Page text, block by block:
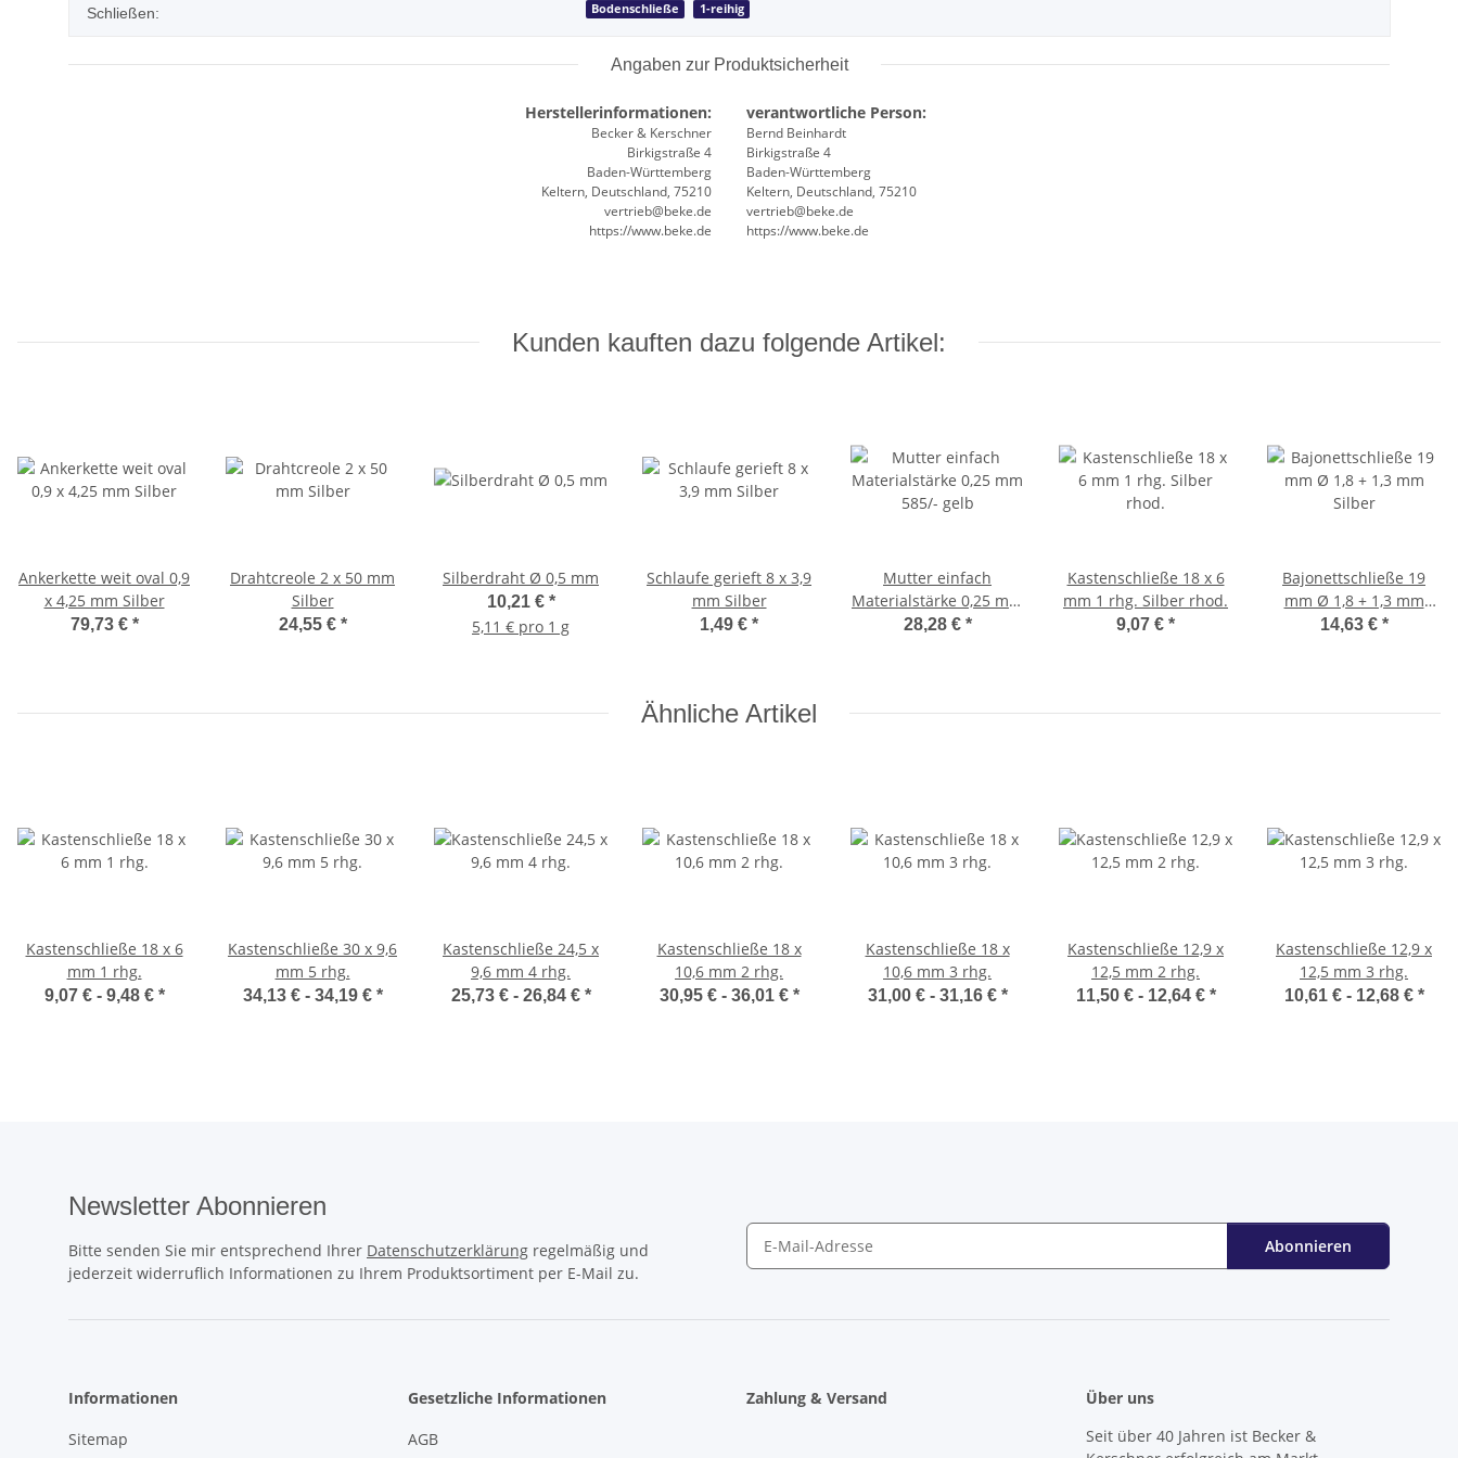
Schließen: Bodenschließe 1-reihig
Angaben zur Produktsicherheit
Herstellerinformationen:
Becker & Kerschner
Birkigstraße 4
Baden-Württemberg
Keltern, Deutschland, 75210
vertrieb@beke.de
https://www.beke.de
verantwortliche Person:
Bernd Beinhardt
Birkigstraße 4
Baden-Württemberg
Keltern, Deutschland, 75210
vertrieb@beke.de
https://www.beke.de
Kunden kauften dazu folgende Artikel:
Ankerkette weit oval 0,9
x 4,25 mm Silber
79,73 € *
Drahtcreole 2 x 50 mm
Silber
24,55 € *
Silberdraht Ø 0,5 mm
10,21 € *
5,11 € pro 1 g
Schlaufe gerieft 8 x 3,9
mm Silber
1,49 € *
Mutter einfach
Materialstärke 0,25 mm
585/- gelb
28,28 € *
Kastenschließe 18 x 6
mm 1 rhg. Silber rhod.
9,07 € *
Bajonettschließe 19
mm Ø 1,8 + 1,3 mm
Silber
14,63 € *
Ähnliche Artikel
Kastenschließe 18 x 6
mm 1 rhg.
9,07 € - 9,48 € *
Kastenschließe 30 x 9,6
mm 5 rhg.
34,13 € - 34,19 € *
Kastenschließe 24,5 x
9,6 mm 4 rhg.
25,73 € - 26,84 € *
Kastenschließe 18 x
10,6 mm 2 rhg.
30,95 € - 36,01 € *
Kastenschließe 18 x
10,6 mm 3 rhg.
31,00 € - 31,16 € *
Kastenschließe 12,9 x
12,5 mm 2 rhg.
11,50 € - 12,64 € *
Kastenschließe 12,9 x
12,5 mm 3 rhg.
10,61 € - 12,68 € *
Newsletter Abonnieren
Bitte senden Sie mir entsprechend Ihrer Datenschutzerklärung regelmäßig und
jederzeit widerruflich Informationen zu Ihrem Produktsortiment per E-Mail zu.
Abonnieren
Informationen
Sitemap
Gesetzliche Informationen
AGB
Zahlung & Versand
Über uns
Seit über 40 Jahren ist Becker &